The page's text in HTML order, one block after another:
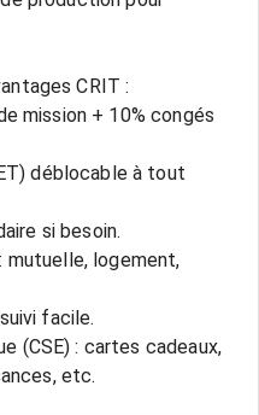
CRIT :
mission + 10% congés
déblocable à tout
si besoin.
mutuelle, logement,
facile.
(CSE) : cartes cadeaux,